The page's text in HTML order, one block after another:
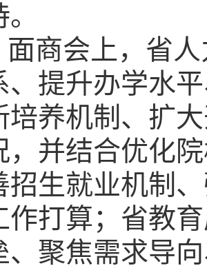
面商会上，省
、提升办学水
培养机制、扩
，并结合优化
招生就业机制
作打算；省教
、聚焦需求导